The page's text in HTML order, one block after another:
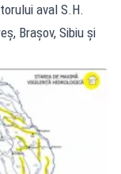
aval S.H.
Brașov, Sibiu și